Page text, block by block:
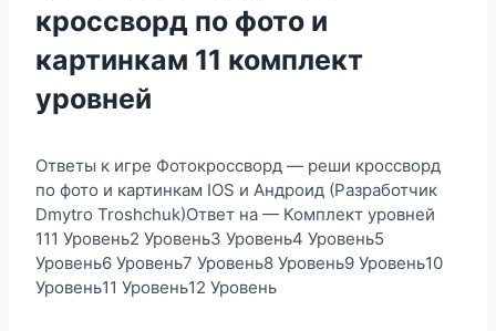
кроссворд по фото и
картинкам 11 комплект
уровней
Ответы к игре Фотокроссворд — реши кроссворд
по фото и картинкам IOS и Андроид (Разработчик
Dmytro Troshchuk)Ответ на — Комплект уровней
111 Уровень2 Уровень3 Уровень4 Уровень5
Уровень6 Уровень7 Уровень8 Уровень9 Уровень10
Уровень11 Уровень12 Уровень